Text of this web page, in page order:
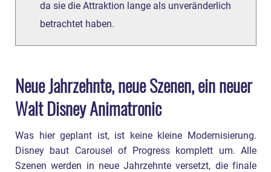
da sie die Attraktion lange als unveränderlich
betrachtet haben.
Neue Jahrzehnte, neue Szenen, ein neuer
Walt Disney Animatronic
Was hier geplant ist, ist keine kleine Modernisierung.
Disney baut Carousel of Progress komplett um. Alle
Szenen werden in neue Jahrzehnte versetzt, die finale